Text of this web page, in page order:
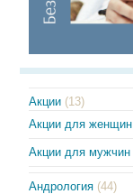
Акции (13)
Акции для женщин
Акции для мужчин
Андрология (44)